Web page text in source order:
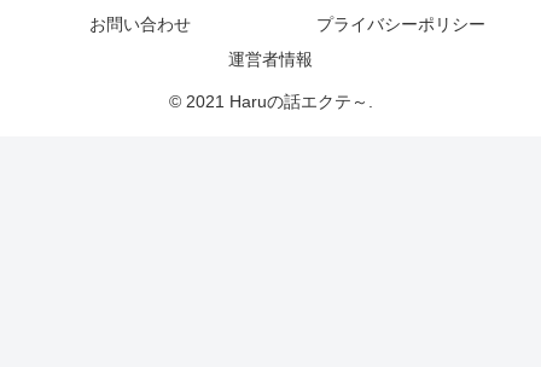
お問い合わせ
プライバシーポリシー
運営者情報
© 2021 Haruの話エクテ～.